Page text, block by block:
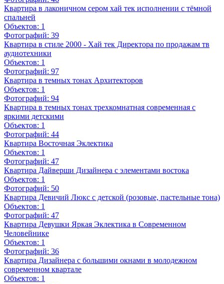
Квартира в лаконичном сером хай тек исполнении с тёмной
спальней
Объектов: 1
Фотографий: 39
Квартира в стиле 2000 - Хай тек Директора по продажам тв
аудиотехники
Объектов: 1
Фотографий: 97
Квартира в темных тонах Архитекторов
Объектов: 1
Фотографий: 94
Квартира в темных тонах трехкомнатная современная с
яркими детскими
Объектов: 1
Фотографий: 44
Квартира Восточная Эклектика
Объектов: 1
Фотографий: 47
Квартира Дайверши Дизайнера с элементами востока
Объектов: 1
Фотографий: 50
Квартира Девичий Люкс с детской (розовые, пастельные тона)
Объектов: 1
Фотографий: 47
Квартира Девушки Яркая Эклектика в Современном
Человейнике
Объектов: 1
Фотографий: 36
Квартира Дизайнера с большими окнами в молодежном
современном квартале
Объектов: 1